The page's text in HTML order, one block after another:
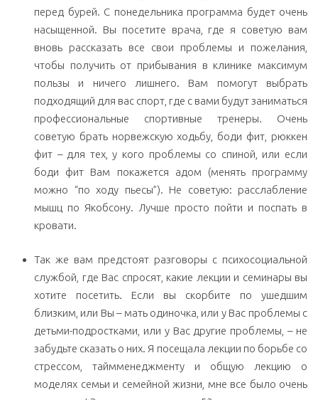
перед бурей. С понедельника программа будет очень
насыщенной. Вы посетите врача, где я советую вам
вновь рассказать все свои проблемы и пожелания,
чтобы получить от прибывания в клинике максимум
пользы и ничего лишнего. Вам помогут выбрать
подходящий для вас спорт, где с вами будут заниматься
профессиональные спортивные тренеры. Очень
советую брать норвежскую ходьбу, боди фит, рюккен
фит – для тех, у кого проблемы со спиной, или если
боди фит Вам покажется адом (менять программу
можно “по ходу пьесы”). Не советую: расслабление
мышц по Якобсону. Лучше просто пойти и поспать в
кровати.
Так же вам предстоят разговоры с психосоциальной
службой, где Вас спросят, какие лекции и семинары вы
хотите посетить. Если вы скорбите по ушедшим
близким, или Вы – мать одиночка, или у Вас проблемы с
детьми-подростками, или у Вас другие проблемы, – не
забудьте сказать о них. Я посещала лекции по борьбе со
стрессом, таймменеджменту и общую лекцию о
моделях семьи и семейной жизни, мне все было очень